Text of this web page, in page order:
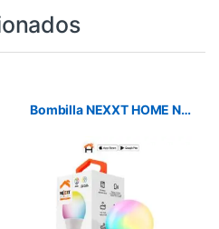
Bombilla NEXXT HOME NHBC110 SMART LED RGB